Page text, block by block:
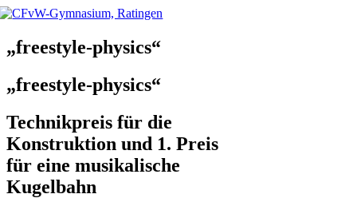
Skip
content
„freestyle-physics“
„freestyle-physics“
Technikpreis für die
Konstruktion und 1. Preis
für eine musikalische
Kugelbahn